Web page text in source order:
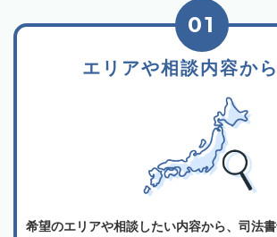
エリアや相談内容か
01
希望のエリアや相談したい内容から、司法